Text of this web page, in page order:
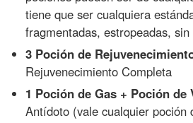
tiene que ser cualquiera
fragmentadas, estropeadas,
3 Poción de
Rejuvenecimiento Completa
1 Poción de Gas + Poción de
Antídoto (vale cualquier poción